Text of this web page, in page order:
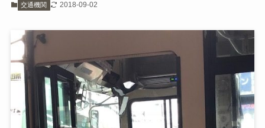
交通機関 2018-09-02